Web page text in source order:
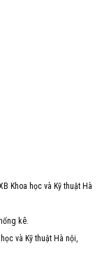
Khoa học và Kỹ thuật Hà
kê.
và Kỹ thuật Hà nội,